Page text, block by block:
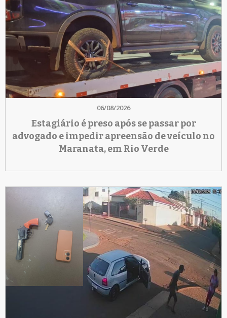
06/08/2026
Estagiário é preso após se passar por
advogado e impedir apreensão de veículo no
Maranata, em Rio Verde